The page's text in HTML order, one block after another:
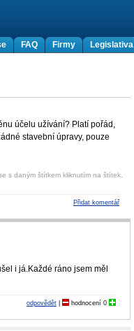
Legislativa
Firmy
FAQ
účelu užívání? Platí pořád,
stavební úpravy, pouze
s daným štítkem kliknutím na štítek.
Přidat komentář
i já.Každé ráno jsem měl
odpovědět| hodnocení 0